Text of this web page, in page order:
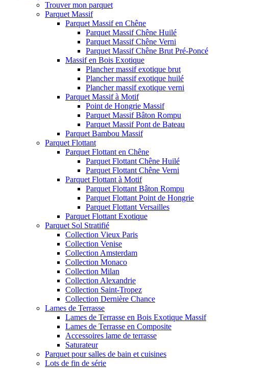
Trouver mon parquet
Parquet Massif
Parquet Massif en Chêne
Parquet Massif Chêne Huilé
Parquet Massif Chêne Verni
Parquet Massif Chêne Brut Pré-Poncé
Massif en Bois Exotique
Plancher massif exotique brut
Plancher massif exotique huilé
Plancher massif exotique verni
Parquet Massif à Motif
Point de Hongrie Massif
Parquet Massif Bâton Rompu
Parquet Massif Pont de Bateau
Parquet Bambou Massif
Parquet Flottant
Parquet Flottant en Chêne
Parquet Flottant Chêne Huilé
Parquet Flottant Chêne Verni
Parquet Flottant à Motif
Parquet Flottant Bâton Rompu
Parquet Flottant Point de Hongrie
Parquet Flottant Versailles
Parquet Flottant Exotique
Parquet Sol Stratifié
Collection Vieux Paris
Collection Venise
Collection Amsterdam
Collection Monaco
Collection Milan
Collection Alexandrie
Collection Saint-Tropez
Collection Dernière Chance
Lames de Terrasse
Lames de Terrasse en Bois Exotique Massif
Lames de Terrasse en Composite
Accessoires lame de terrasse
Saturateur
Parquet pour salles de bain et cuisines
Lots de fin de série